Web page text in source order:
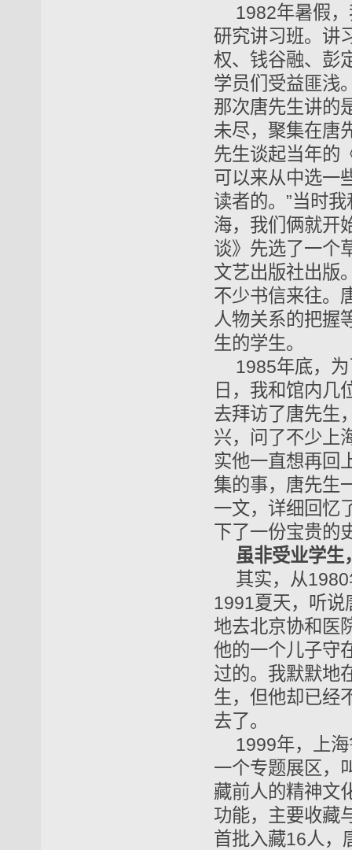
1982年暑假
研究讲习班。讲
权、钱谷融、彭
学员们受益匪浅
那次唐先生讲的
未尽，聚集在唐
先生谈起当年的
可以来从中选一
读者的。”当时
海，我们俩就开
谈》先选了一个
文艺出版社出版
不少书信来往。
人物关系的把握
生的学生。
1985年底，
日，我和馆内几
去拜访了唐先生
兴，问了不少上
实他一直想再回
集的事，唐先生
一文，详细回忆
下了一份宝贵的
虽非受业学生
其实，从
1991夏天，听说
地去北京协和医
他的一个儿子守
过的。我默默地
生，但他却已经
去了。
1999年，上
一个专题展区，
藏前人的精神文
功能，主要收藏
首批入藏16人，